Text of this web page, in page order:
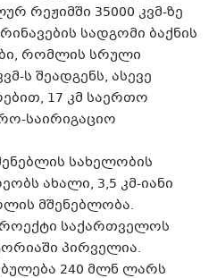
რეჟიმში 35000 კვმ-ზე
სადგომი ბაქნის
რომლის სრული
ს შეადგენს, ასევე
17 კმ საერთო
საირიგაციო
სახელობის
ახალი, 3,5 კმ-იანი
მშენებლობა.
საქართველოს
პირველია.
240 მლნ ლარს